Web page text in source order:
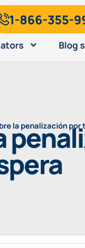
1-866-355-
Blog
la penalización por